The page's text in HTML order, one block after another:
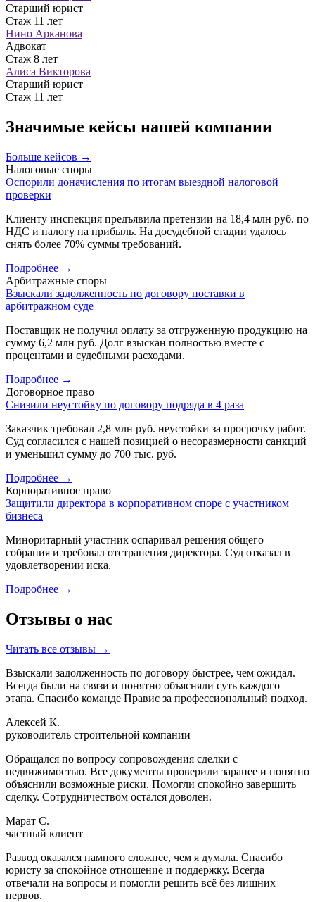
Старший юрист
Стаж 11 лет
Нино Арканова
Адвокат
Стаж 8 лет
Алиса Викторова
Старший юрист
Стаж 11 лет
Значимые кейсы нашей компании
Больше кейсов →
Налоговые споры
Оспорили доначисления по итогам выездной налоговой
проверки
Клиенту инспекция предъявила претензии на 18,4 млн руб. по
НДС и налогу на прибыль. На досудебной стадии удалось
снять более 70% суммы требований.
Подробнее →
Арбитражные споры
Взыскали задолженность по договору поставки в
арбитражном суде
Поставщик не получил оплату за отгруженную продукцию на
сумму 6,2 млн руб. Долг взыскан полностью вместе с
процентами и судебными расходами.
Подробнее →
Договорное право
Снизили неустойку по договору подряда в 4 раза
Заказчик требовал 2,8 млн руб. неустойки за просрочку работ.
Суд согласился с нашей позицией о несоразмерности санкций
и уменьшил сумму до 700 тыс. руб.
Подробнее →
Корпоративное право
Защитили директора в корпоративном споре с участником
бизнеса
Миноритарный участник оспаривал решения общего
собрания и требовал отстранения директора. Суд отказал в
удовлетворении иска.
Подробнее →
Отзывы о нас
Читать все отзывы →
Взыскали задолженность по договору быстрее, чем ожидал.
Всегда были на связи и понятно объясняли суть каждого
этапа. Спасибо команде Правис за профессиональный подход.
Алексей К.
руководитель строительной компании
Обращался по вопросу сопровождения сделки с
недвижимостью. Все документы проверили заранее и понятно
объяснили возможные риски. Помогли спокойно завершить
сделку. Сотрудничеством остался доволен.
Марат С.
частный клиент
Развод оказался намного сложнее, чем я думала. Спасибо
юристу за спокойное отношение и поддержку. Всегда
отвечали на вопросы и помогли решить всё без лишних
нервов.